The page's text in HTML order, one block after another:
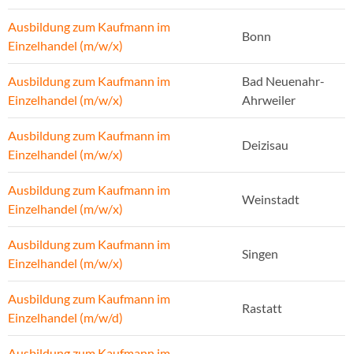
Ausbildung zum Kaufmann im
Einzelhandel (m/w/x)
Bonn
Ausbildung zum Kaufmann im
Einzelhandel (m/w/x)
Bad Neuenahr-
Ahrweiler
Ausbildung zum Kaufmann im
Einzelhandel (m/w/x)
Deizisau
Ausbildung zum Kaufmann im
Einzelhandel (m/w/x)
Weinstadt
Ausbildung zum Kaufmann im
Einzelhandel (m/w/x)
Singen
Ausbildung zum Kaufmann im
Einzelhandel (m/w/d)
Rastatt